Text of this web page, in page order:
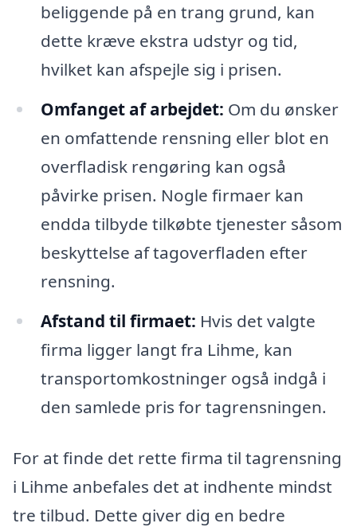
beliggende på en trang grund, kan
dette kræve ekstra udstyr og tid,
hvilket kan afspejle sig i prisen.
Omfanget af arbejdet: Om du ønsker
en omfattende rensning eller blot en
overfladisk rengøring kan også
påvirke prisen. Nogle firmaer kan
endda tilbyde tilkøbte tjenester såsom
beskyttelse af tagoverfladen efter
rensning.
Afstand til firmaet: Hvis det valgte
firma ligger langt fra Lihme, kan
transportomkostninger også indgå i
den samlede pris for tagrensningen.
For at finde det rette firma til tagrensning
i Lihme anbefales det at indhente mindst
tre tilbud. Dette giver dig en bedre